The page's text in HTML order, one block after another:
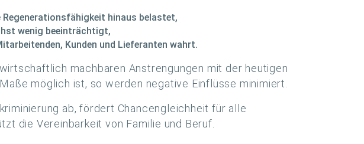
Regenerationsfähigkeit hinaus belastet,
wenig beeinträchtigt,
Kunden und Lieferanten wahrt.
machbaren Anstrengungen mit der heutigen
möglich ist, so werden negative Einflüsse minimiert.
ab, fördert Chancengleichheit für alle
die Vereinbarkeit von Familie und Beruf.